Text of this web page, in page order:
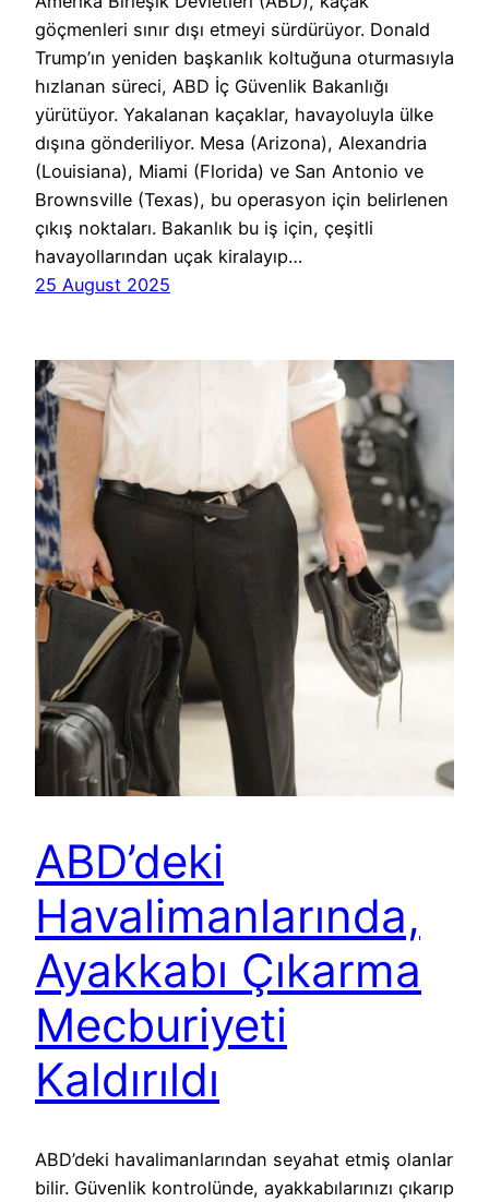
göçmenleri sınır dışı etmeyi sürdürüyor. Donald
Trump’ın yeniden başkanlık koltuğuna oturmasıyla
hızlanan süreci, ABD İç Güvenlik Bakanlığı
yürütüyor. Yakalanan kaçaklar, havayoluyla ülke
dışına gönderiliyor. Mesa (Arizona), Alexandria
(Louisiana), Miami (Florida) ve San Antonio ve
Brownsville (Texas), bu operasyon için belirlenen
çıkış noktaları. Bakanlık bu iş için, çeşitli
havayollarından uçak kiralayıp…
25 August 2025
ABD’deki
Havalimanlarında,
Ayakkabı Çıkarma
Mecburiyeti
Kaldırıldı
ABD’deki havalimanlarından seyahat etmiş olanlar
bilir. Güvenlik kontrolünde, ayakkabılarınızı çıkarıp